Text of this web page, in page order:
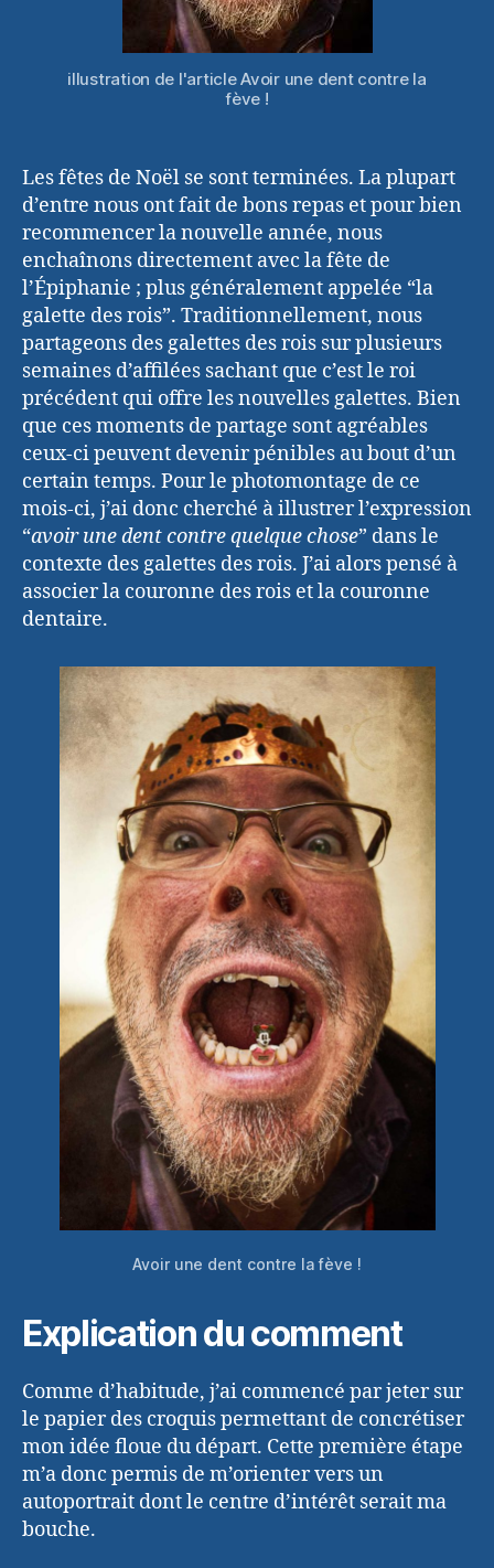
illustration de l'article Avoir une dent contre la
fève !
Les fêtes de Noël se sont terminées. La plupart
d’entre nous ont fait de bons repas et pour bien
recommencer la nouvelle année, nous
enchaînons directement avec la fête de
l’Épiphanie ; plus généralement appelée “la
galette des rois”. Traditionnellement, nous
partageons des galettes des rois sur plusieurs
semaines d’affilées sachant que c’est le roi
précédent qui offre les nouvelles galettes. Bien
que ces moments de partage sont agréables
ceux-ci peuvent devenir pénibles au bout d’un
certain temps. Pour le photomontage de ce
mois-ci, j’ai donc cherché à illustrer l’expression
“avoir une dent contre quelque chose” dans le
contexte des galettes des rois. J’ai alors pensé à
associer la couronne des rois et la couronne
dentaire.
Avoir une dent contre la fève !
Explication du comment
Comme d’habitude, j’ai commencé par jeter sur
le papier des croquis permettant de concrétiser
mon idée floue du départ. Cette première étape
m’a donc permis de m’orienter vers un
autoportrait dont le centre d’intérêt serait ma
bouche.